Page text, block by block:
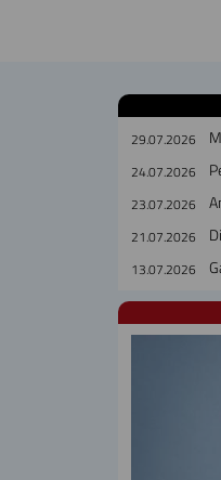
29.07.2026
24.07.2026
23.07.2026
21.07.2026
13.07.2026